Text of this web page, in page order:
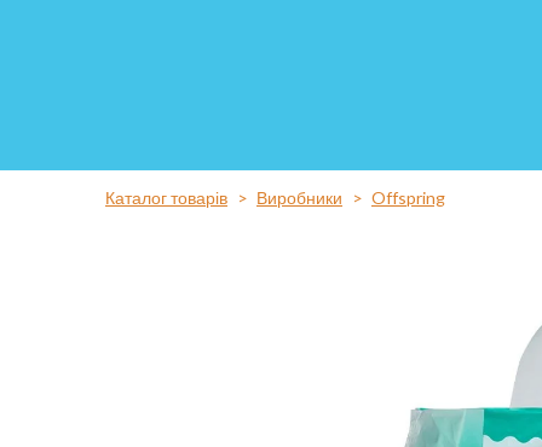
Каталог товарів Виробники Offspring